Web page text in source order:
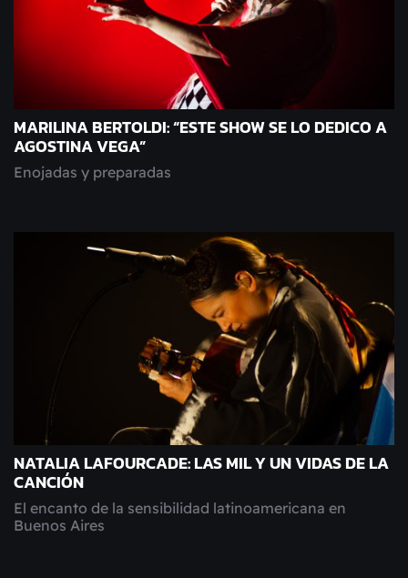
MARILINA BERTOLDI: “ESTE SHOW SE LO DEDICO A
AGOSTINA VEGA”
Enojadas y preparadas
NATALIA LAFOURCADE: LAS MIL Y UN VIDAS DE LA
CANCIÓN
El encanto de la sensibilidad latinoamericana en
Buenos Aires